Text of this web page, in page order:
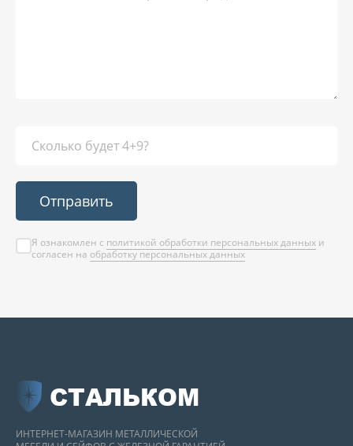
Отправить
Я ознакомлен с политикой обработки персональных данных и
согласен на обработку персональных данных
СТАЛЬКОМ
ИНТЕРНЕТ-МАГАЗИН МЕТАЛЛИЧЕСКОЙ